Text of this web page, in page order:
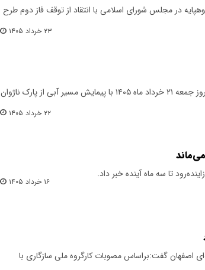
در مجلس شورای اسلامی با انتقاد از توقف فاز دوم طرح
۲۳ خرداد ۱۴۰۵
رویداد بزرگ پدل برد (پارو زنی ایستاده) عصر روز جمعه ۲۱ خرداد ماه ۱۴۰۵ با پیمایش مسیر آبی از پارک ناژوان
۲۲ خرداد ۱۴۰۵
تا سه ماه آینده خبر داد.
۱۶ خرداد ۱۴۰۵
اصفهان گفت:براساس مصوبات کارگروه ملی سازگاری با